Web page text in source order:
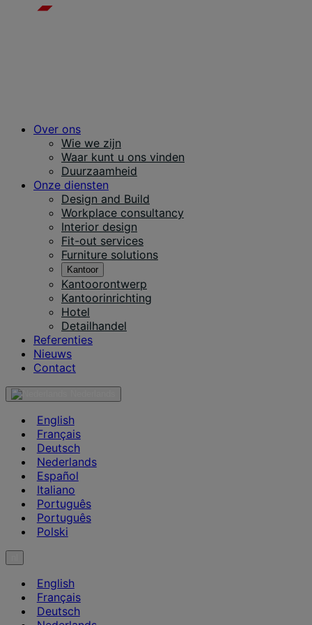
Over ons
Wie we zijn
Waar kunt u ons vinden
Duurzaamheid
Onze diensten
Design and Build
Workplace consultancy
Interior design
Fit-out services
Furniture solutions
Kantoor
Kantoorontwerp
Kantoorinrichting
Hotel
Detailhandel
Referenties
Nieuws
Contact
English
Français
Deutsch
Nederlands
Español
Italiano
Português
Português
Polski
English
Français
Deutsch